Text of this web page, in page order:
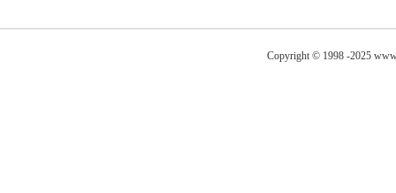
Copyright © 1998 -2025